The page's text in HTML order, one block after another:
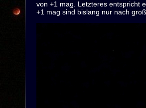
von +1 mag. Letzteres entspricht
+1 mag sind bislang nur nach